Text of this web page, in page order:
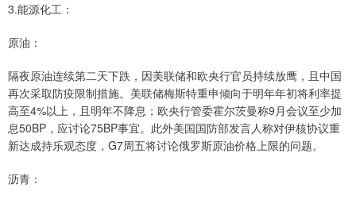
3.能源化工：
原油：
隔夜原油连续第二天下跌，因美联储和欧央行官员持续放鹰，且中国
再次采取防疫限制措施。美联储梅斯特重申倾向于明年年初将利率提
高至4%以上，且明年不降息；欧央行管委霍尔茨曼称9月会议至少加
息50BP，应讨论75BP事宜。此外美国国防部发言人称对伊核协议重
新达成持乐观态度，G7周五将讨论俄罗斯原油价格上限的问题。
沥青：